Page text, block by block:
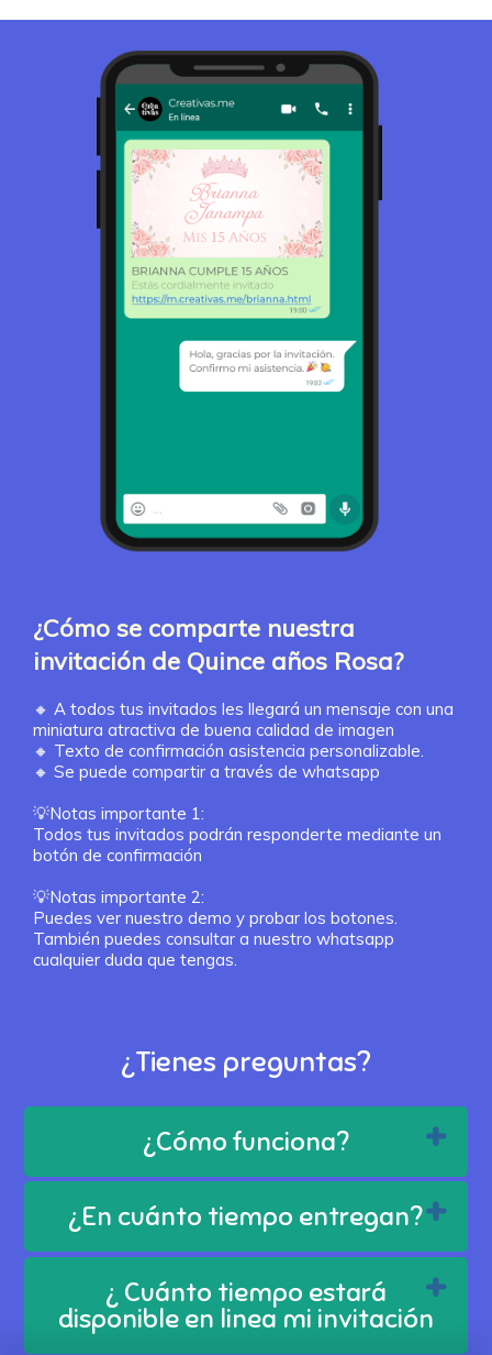
¿Cómo se comparte nuestra
invitación de Quince años Rosa?
🔸 A todos tus invitados les llegará un mensaje con una
miniatura atractiva de buena calidad de imagen
🔸 Texto de confirmación asistencia personalizable.
🔸 Se puede compartir a través de whatsapp
💡Notas importante 1:
Todos tus invitados podrán responderte mediante un
botón de confirmación
💡Notas importante 2:
Puedes ver nuestro demo y probar los botones.
También puedes consultar a nuestro whatsapp
¿Tienes preguntas?
¿Cómo funciona?
¿En cuánto tiempo entregan?
¿ Cuánto tiempo estará
disponible en linea mi invitación